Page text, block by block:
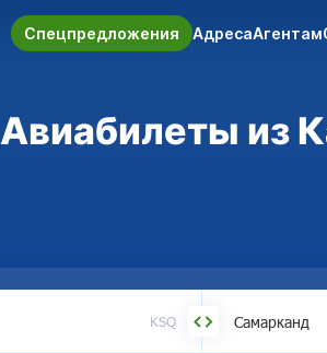
Спецпредложения АдресаАгентам
Авиабилеты из
KSQ